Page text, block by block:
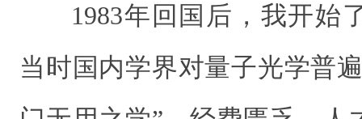
1983年回国后，我开始
当时国内学界对量子光学普